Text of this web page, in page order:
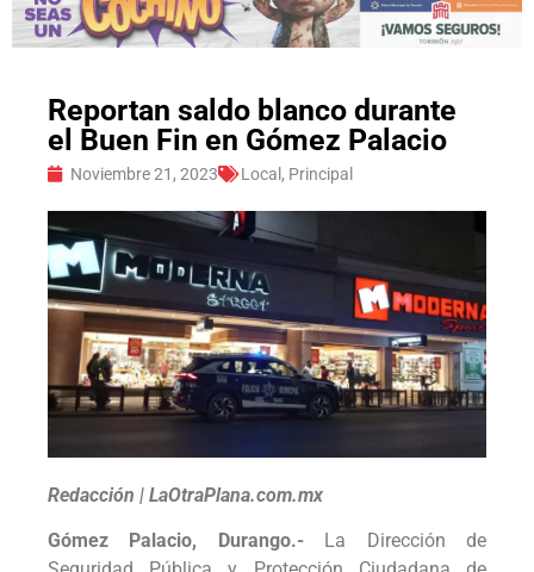
Reportan saldo blanco durante
el Buen Fin en Gómez Palacio
Noviembre 21, 2023 Local , Principal
Redacción | LaOtraPlana.com.mx
Gómez Palacio, Durango.-
La Dirección de